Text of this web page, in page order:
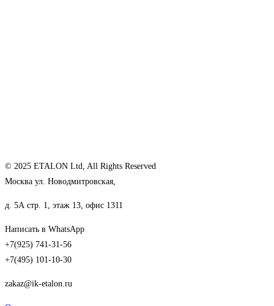
© 2025 ETALON Ltd, All Rights Reserved
Москва ул. Новодмитровская,
д. 5А стр. 1, этаж 13, офис 1311
Написать в WhatsApp
+7(925) 741-31-56
+7(495) 101-10-30
zakaz@ik-etalon.ru